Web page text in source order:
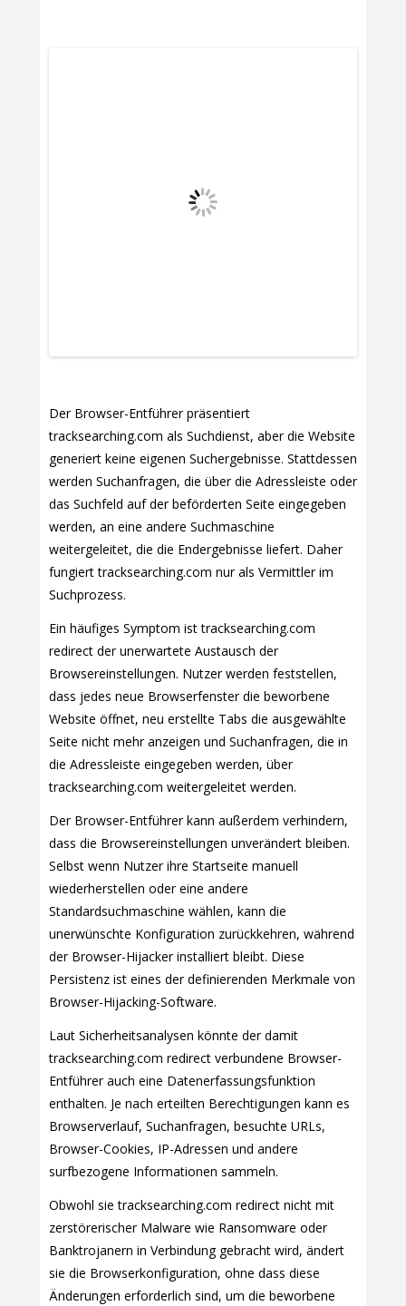
Der Browser-Entführer präsentiert
tracksearching.com als Suchdienst, aber die Website
generiert keine eigenen Suchergebnisse. Stattdessen
werden Suchanfragen, die über die Adressleiste oder
das Suchfeld auf der beförderten Seite eingegeben
werden, an eine andere Suchmaschine
weitergeleitet, die die Endergebnisse liefert. Daher
fungiert tracksearching.com nur als Vermittler im
Suchprozess.
Ein häufiges Symptom ist tracksearching.com
redirect der unerwartete Austausch der
Browsereinstellungen. Nutzer werden feststellen,
dass jedes neue Browserfenster die beworbene
Website öffnet, neu erstellte Tabs die ausgewählte
Seite nicht mehr anzeigen und Suchanfragen, die in
die Adressleiste eingegeben werden, über
tracksearching.com weitergeleitet werden.
Der Browser-Entführer kann außerdem verhindern,
dass die Browsereinstellungen unverändert bleiben.
Selbst wenn Nutzer ihre Startseite manuell
wiederherstellen oder eine andere
Standardsuchmaschine wählen, kann die
unerwünschte Konfiguration zurückkehren, während
der Browser-Hijacker installiert bleibt. Diese
Persistenz ist eines der definierenden Merkmale von
Browser-Hijacking-Software.
Laut Sicherheitsanalysen könnte der damit
tracksearching.com redirect verbundene Browser-
Entführer auch eine Datenerfassungsfunktion
enthalten. Je nach erteilten Berechtigungen kann es
Browserverlauf, Suchanfragen, besuchte URLs,
Browser-Cookies, IP-Adressen und andere
surfbezogene Informationen sammeln.
Obwohl sie tracksearching.com redirect nicht mit
zerstörerischer Malware wie Ransomware oder
Banktrojanern in Verbindung gebracht wird, ändert
sie die Browserkonfiguration, ohne dass diese
Änderungen erforderlich sind, um die beworbene